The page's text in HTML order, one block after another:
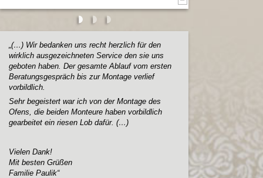
„(…) Wir bedanken uns recht herzlich für den
wirklich ausgezeichneten Service den sie uns
geboten haben. Der gesamte Ablauf vom ersten
Beratungsgespräch bis zur Montage verlief
vorbildlich.
Sehr begeistert war ich von der Montage des
Ofens, die beiden Monteure haben vorbildlich
gearbeitet ein riesen Lob dafür. (…)
Vielen Dank!
Mit besten Grüßen
Familie Paulik“
Viele Grüße
Familie
(März 2018)